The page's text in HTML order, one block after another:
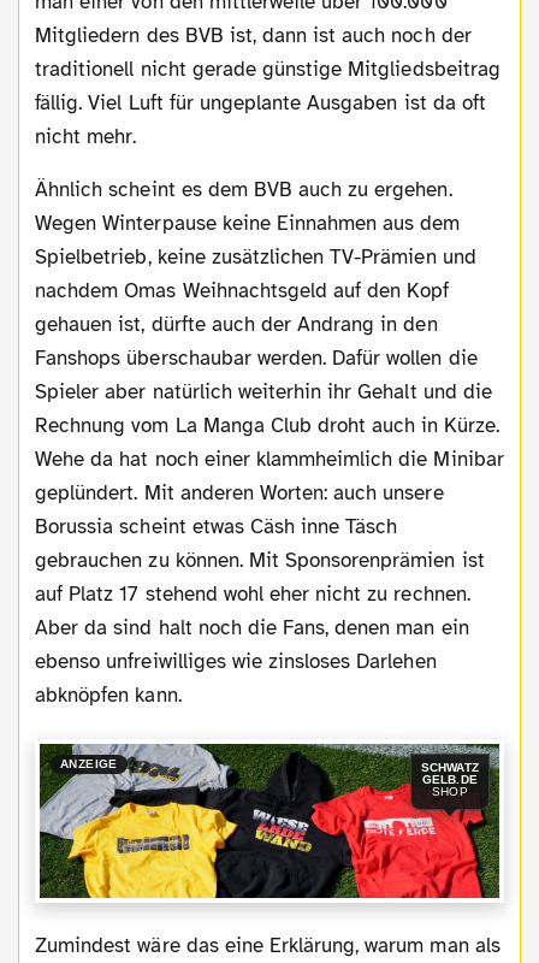
Mitgliedern des BVB ist, dann ist auch noch der
traditionell nicht gerade günstige Mitgliedsbeitrag
fällig. Viel Luft für ungeplante Ausgaben ist da oft
nicht mehr.
Ähnlich scheint es dem BVB auch zu ergehen.
Wegen Winterpause keine Einnahmen aus dem
Spielbetrieb, keine zusätzlichen TV-Prämien und
nachdem Omas Weihnachtsgeld auf den Kopf
gehauen ist, dürfte auch der Andrang in den
Fanshops überschaubar werden. Dafür wollen die
Spieler aber natürlich weiterhin ihr Gehalt und die
Rechnung vom La Manga Club droht auch in Kürze.
Wehe da hat noch einer klammheimlich die Minibar
geplündert. Mit anderen Worten: auch unsere
Borussia scheint etwas Cäsh inne Täsch
gebrauchen zu können. Mit Sponsorenprämien ist
auf Platz 17 stehend wohl eher nicht zu rechnen.
Aber da sind halt noch die Fans, denen man ein
ebenso unfreiwilliges wie zinsloses Darlehen
abknöpfen kann.
ANZEIGE
SCHWATZ
GELB.DE
SHOP
Zumindest wäre das eine Erklärung, warum man als